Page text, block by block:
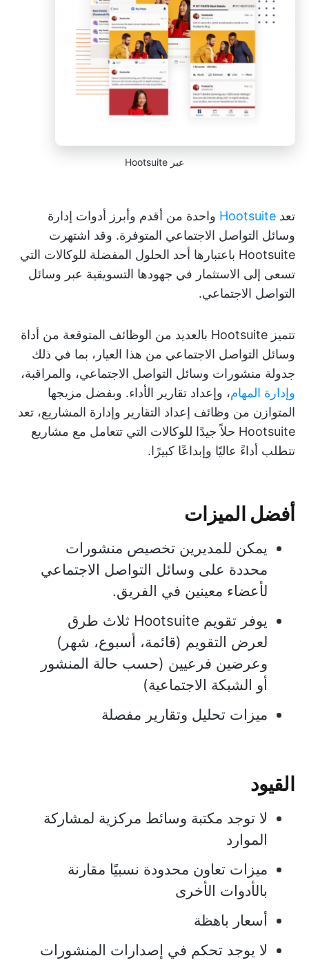
عبر Hootsuite
تعد Hootsuite واحدة من أقدم وأبرز أدوات إدارة
وسائل التواصل الاجتماعي المتوفرة. وقد اشتهرت
Hootsuite باعتبارها أحد الحلول المفضلة للوكالات التي
تسعى إلى الاستثمار في جهودها التسويقية عبر وسائل
التواصل الاجتماعي.
تتميز Hootsuite بالعديد من الوظائف المتوقعة من أداة
وسائل التواصل الاجتماعي من هذا العيار، بما في ذلك
جدولة منشورات وسائل التواصل الاجتماعي، والمراقبة،
وإدارة المهام، وإعداد تقارير الأداء. وبفضل مزيجها
المتوازن من وظائف إعداد التقارير وإدارة المشاريع، تعد
Hootsuite حلاً جيدًا للوكالات التي تتعامل مع مشاريع
تتطلب أداءً عاليًا وإبداعًا كبيرًا.
أفضل الميزات
يمكن للمديرين تخصيص منشورات
محددة على وسائل التواصل الاجتماعي
لأعضاء معينين في الفريق.
يوفر تقويم Hootsuite ثلاث طرق
لعرض التقويم (قائمة، أسبوع، شهر)
وعرضين فرعيين (حسب حالة المنشور
أو الشبكة الاجتماعية)
ميزات تحليل وتقارير مفصلة
القيود
لا توجد مكتبة وسائط مركزية لمشاركة
الموارد
ميزات تعاون محدودة نسبيًا مقارنة
بالأدوات الأخرى
أسعار باهظة
لا يوجد تحكم في إصدارات المنشورات